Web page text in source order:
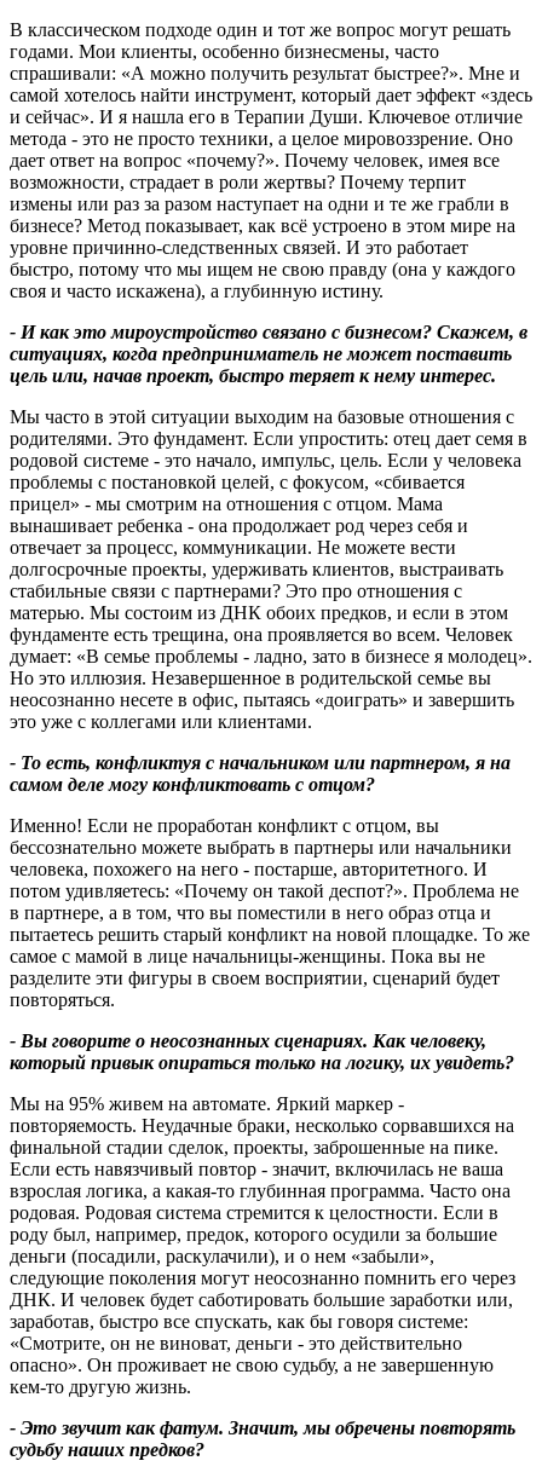
В классическом подходе один и тот же вопрос могут решать
годами. Мои клиенты, особенно бизнесмены, часто
спрашивали: «А можно получить результат быстрее?». Мне и
самой хотелось найти инструмент, который дает эффект «здесь
и сейчас». И я нашла его в Терапии Души. Ключевое отличие
метода - это не просто техники, а целое мировоззрение. Оно
дает ответ на вопрос «почему?». Почему человек, имея все
возможности, страдает в роли жертвы? Почему терпит
измены или раз за разом наступает на одни и те же грабли в
бизнесе? Метод показывает, как всё устроено в этом мире на
уровне причинно-следственных связей. И это работает
быстро, потому что мы ищем не свою правду (она у каждого
своя и часто искажена), а глубинную истину.
- И как это мироустройство связано с бизнесом? Скажем, в
ситуациях, когда предприниматель не может поставить
цель или, начав проект, быстро теряет к нему интерес.
Мы часто в этой ситуации выходим на базовые отношения с
родителями. Это фундамент. Если упростить: отец дает семя в
родовой системе - это начало, импульс, цель. Если у человека
проблемы с постановкой целей, с фокусом, «сбивается
прицел» - мы смотрим на отношения с отцом. Мама
вынашивает ребенка - она продолжает род через себя и
отвечает за процесс, коммуникации. Не можете вести
долгосрочные проекты, удерживать клиентов, выстраивать
стабильные связи с партнерами? Это про отношения с
матерью. Мы состоим из ДНК обоих предков, и если в этом
фундаменте есть трещина, она проявляется во всем. Человек
думает: «В семье проблемы - ладно, зато в бизнесе я молодец».
Но это иллюзия. Незавершенное в родительской семье вы
неосознанно несете в офис, пытаясь «доиграть» и завершить
это уже с коллегами или клиентами.
- То есть, конфликтуя с начальником или партнером, я на
самом деле могу конфликтовать с отцом?
Именно! Если не проработан конфликт с отцом, вы
бессознательно можете выбрать в партнеры или начальники
человека, похожего на него - постарше, авторитетного. И
потом удивляетесь: «Почему он такой деспот?». Проблема не
в партнере, а в том, что вы поместили в него образ отца и
пытаетесь решить старый конфликт на новой площадке. То же
самое с мамой в лице начальницы-женщины. Пока вы не
разделите эти фигуры в своем восприятии, сценарий будет
повторяться.
- Вы говорите о неосознанных сценариях. Как человеку,
который привык опираться только на логику, их увидеть?
Мы на 95% живем на автомате. Яркий маркер -
повторяемость. Неудачные браки, несколько сорвавшихся на
финальной стадии сделок, проекты, заброшенные на пике.
Если есть навязчивый повтор - значит, включилась не ваша
взрослая логика, а какая-то глубинная программа. Часто она
родовая. Родовая система стремится к целостности. Если в
роду был, например, предок, которого осудили за большие
деньги (посадили, раскулачили), и о нем «забыли»,
следующие поколения могут неосознанно помнить его через
ДНК. И человек будет саботировать большие заработки или,
заработав, быстро все спускать, как бы говоря системе:
«Смотрите, он не виноват, деньги - это действительно
опасно». Он проживает не свою судьбу, а не завершенную
кем-то другую жизнь.
- Это звучит как фатум. Значит, мы обречены повторять
судьбу наших предков?